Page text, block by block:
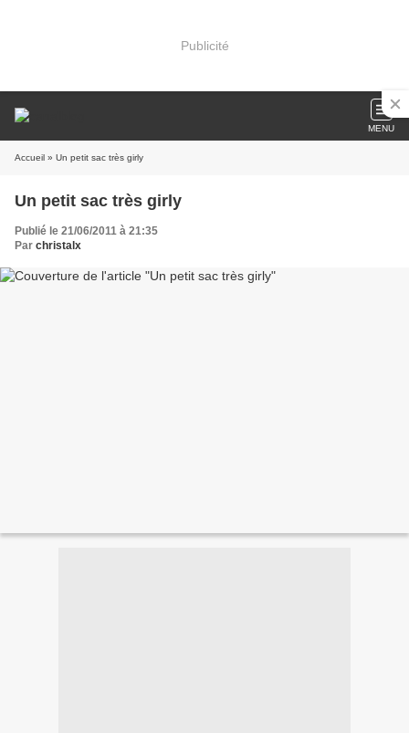
Publicité
MENU
Accueil » Un petit sac très girly
Un petit sac très girly
Publié le 21/06/2011 à 21:35
Par christalx